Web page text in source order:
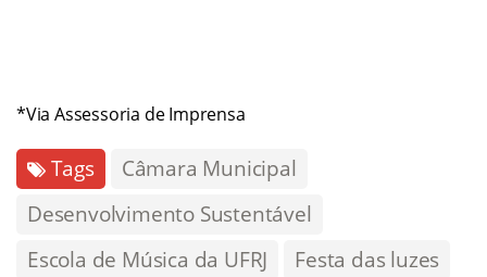
*Via Assessoria de Imprensa
Tags
Câmara Municipal
Desenvolvimento Sustentável
Escola de Música da UFRJ
Festa das luzes